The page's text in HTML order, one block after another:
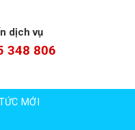
dịch vụ
348 806
MỚI